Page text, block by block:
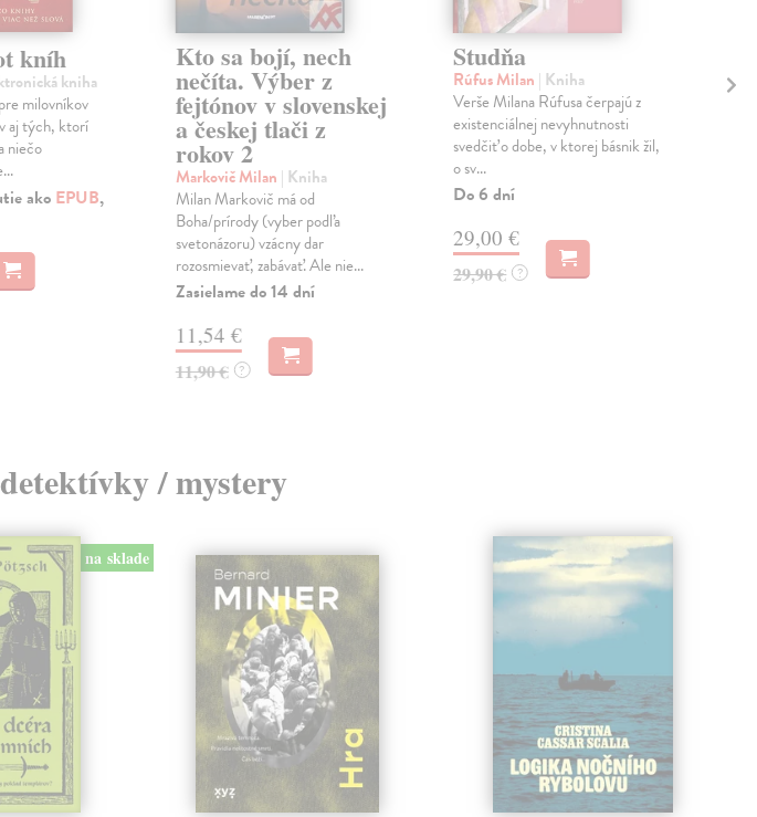
kníh
kniha
milovníkov
aj tých, ktorí
niečo
ako EPUB,
Kto sa bojí, nech
nečíta. Výber z
fejtónov v slovenskej
a českej tlači z
rokov 2
Markovič Milan | Kniha
Milan Markovič má od
Boha/prírody (vyber podľa
svetonázoru) vzácny dar
rozosmievať, zabávať. Ale nie...
Zasielame do 14 dní
11,54 €
11,90 € ?
Studňa
Rúfus Milan | Kniha
Verše Milana Rúfusa čerpajú z
existenciálnej nevyhnutnosti
svedčiť o dobe, v ktorej básnik žil,
o sv...
Do 6 dní
29,00 €
29,90 € ?
/ mystery
na sklade